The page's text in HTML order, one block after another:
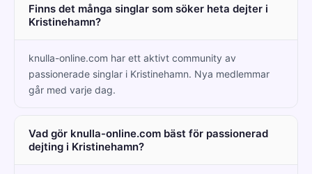
Finns det många singlar som söker heta dejter i
Kristinehamn?
knulla-online.com har ett aktivt community av
passionerade singlar i Kristinehamn. Nya medlemmar
går med varje dag.
Vad gör knulla-online.com bäst för passionerad
dejting i Kristinehamn?